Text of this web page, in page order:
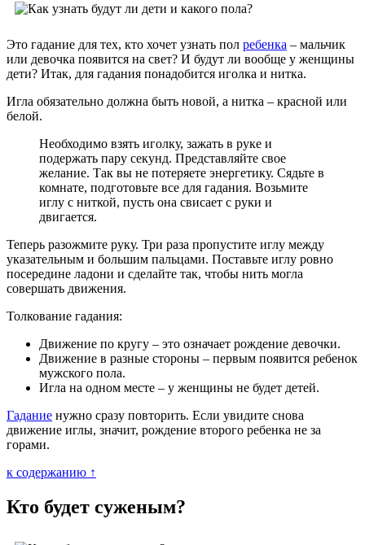
Это гадание для тех, кто хочет узнать пол ребенка – мальчик
или девочка появится на свет? И будут ли вообще у женщины
дети? Итак, для гадания понадобится иголка и нитка.
Игла обязательно должна быть новой, а нитка – красной или
белой.
Необходимо взять иголку, зажать в руке и
подержать пару секунд. Представляйте свое
желание. Так вы не потеряете энергетику. Сядьте в
комнате, подготовьте все для гадания. Возьмите
иглу с ниткой, пусть она свисает с руки и
двигается.
Теперь разожмите руку. Три раза пропустите иглу между
указательным и большим пальцами. Поставьте иглу ровно
посередине ладони и сделайте так, чтобы нить могла
совершать движения.
Толкование гадания:
Движение по кругу – это означает рождение девочки.
Движение в разные стороны – первым появится ребенок
мужского пола.
Игла на одном месте – у женщины не будет детей.
Гадание нужно сразу повторить. Если увидите снова
движение иглы, значит, рождение второго ребенка не за
горами.
к содержанию ↑
Кто будет суженым?